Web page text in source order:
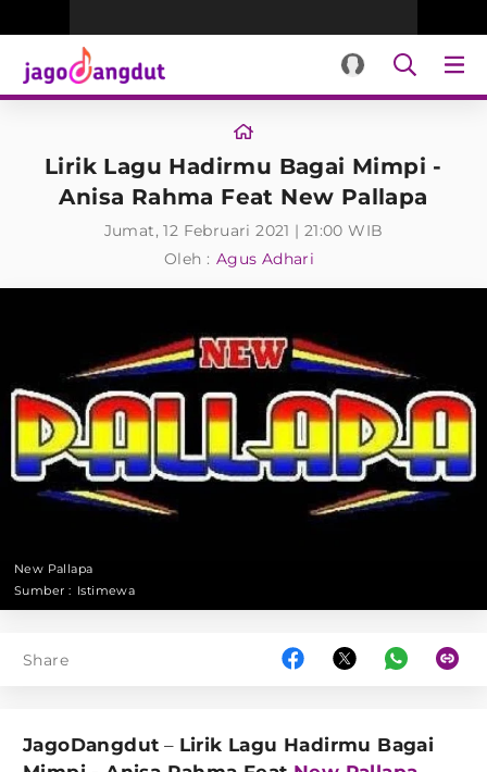
Lirik Lagu Hadirmu Bagai Mimpi -
Anisa Rahma Feat New Pallapa
Jumat, 12 Februari 2021 | 21:00 WIB
Oleh : Agus Adhari
New Pallapa
Sumber : Istimewa
Share
JagoDangdut – Lirik Lagu Hadirmu Bagai